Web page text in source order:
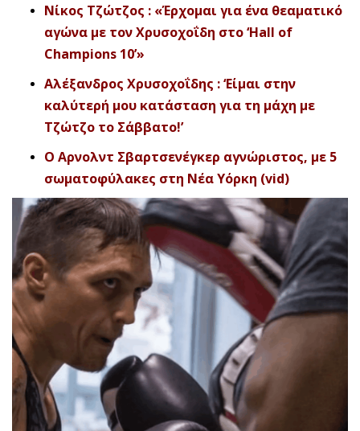
Νίκος Τζώτζος : «Έρχομαι για ένα θεαματικό
αγώνα με τον Χρυσοχοΐδη στο ‘Hall of
Champions 10’»
Αλέξανδρος Χρυσοχοΐδης : ‘Είμαι στην
καλύτερή μου κατάσταση για τη μάχη με
Τζώτζο το Σάββατο!’
Ο Αρνολντ Σβαρτσενέγκερ αγνώριστος, με 5
σωματοφύλακες στη Νέα Υόρκη (vid)